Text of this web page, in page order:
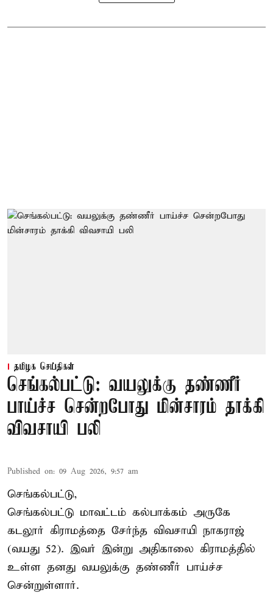
தமிழக செய்திகள்
செங்கல்பட்டு: வயலுக்கு தண்ணீர்
பாய்ச்ச சென்றபோது மின்சாரம் தாக்கி
விவசாயி பலி
Published on: 09 Aug 2026, 9:57 am
செங்கல்பட்டு,
செங்கல்பட்டு மாவட்டம் கல்பாக்கம் அருகே
கடலூர் கிராமத்தை சேர்ந்த விவசாயி நாகராஜ்
(வயது 52). இவர் இன்று அதிகாலை கிராமத்தில்
உள்ள தனது வயலுக்கு தண்ணீர் பாய்ச்ச
சென்றுள்ளார்.